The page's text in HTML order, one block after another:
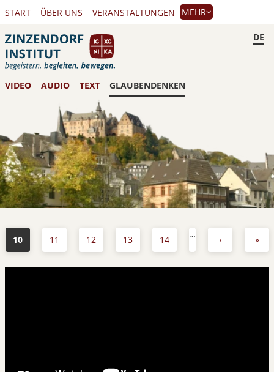
START ÜBER UNS VERANSTALTUNGEN MEHR
DE
VIDEO AUDIO TEXT GLAUBENDENKEN
10 11 12 13 14
…
› »